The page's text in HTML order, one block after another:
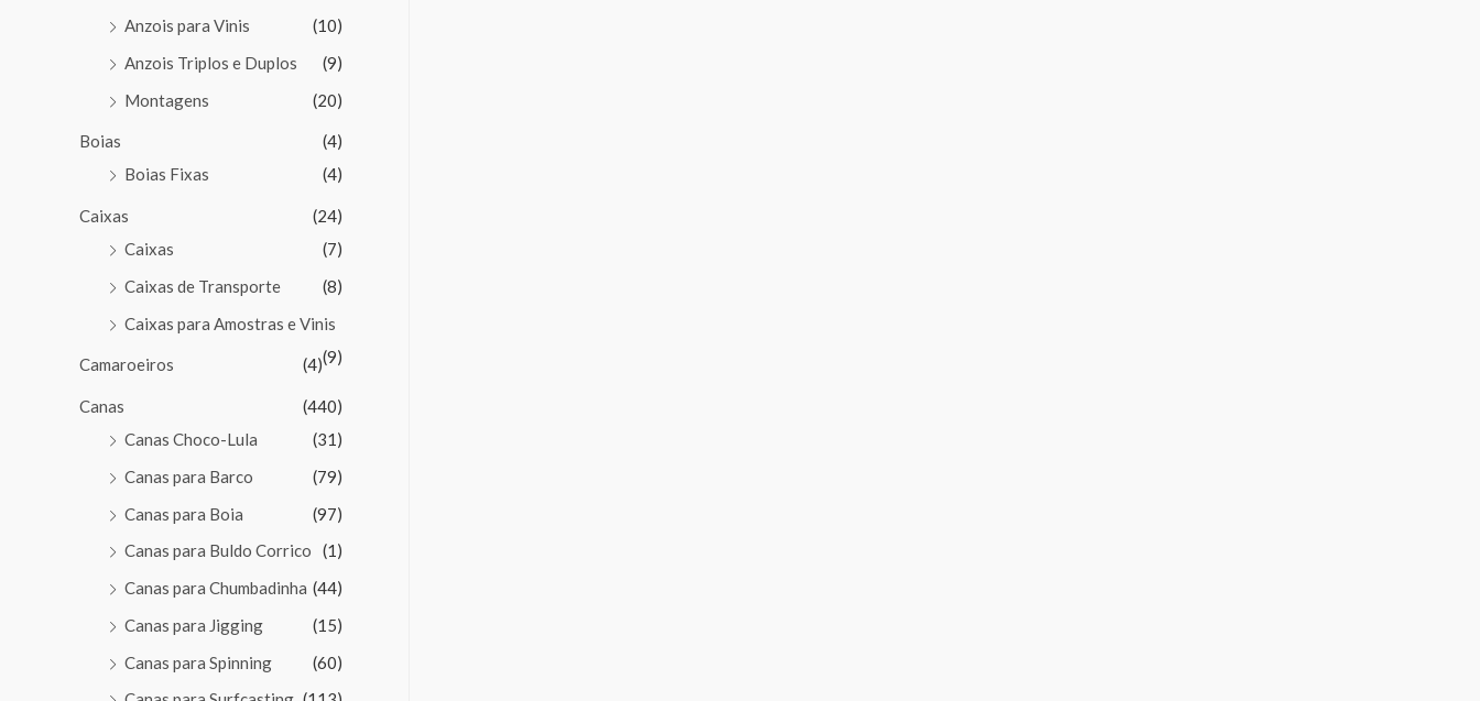
Anzois para Vinis
(10)
Anzois Triplos e Duplos
(9)
Montagens
(20)
Boias
(4)
Boias Fixas
(4)
Caixas
(24)
Caixas
(7)
Caixas de Transporte
(8)
Caixas para Amostras e Vinis
(9)
Camaroeiros (4)
Canas
(440)
Canas Choco-Lula
(31)
Canas para Barco
(79)
Canas para Boia
(97)
Canas para Buldo Corrico
(1)
Canas para Chumbadinha (44)
Canas para Jigging
(15)
Canas para Spinning
(60)